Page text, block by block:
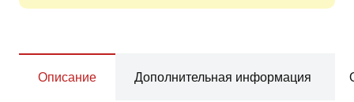
Описание Дополнительная информация